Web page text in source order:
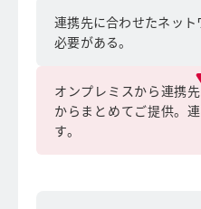
連携先に合わせたネッ
必要がある。
オンプレミスから連携
からまとめてご提供。
す。